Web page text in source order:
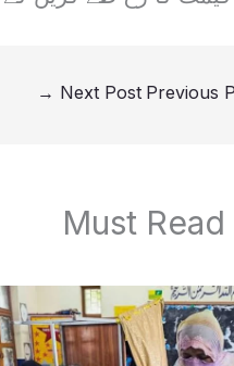
Next Post
→
Must Read